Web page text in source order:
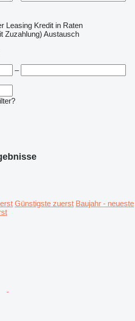
Leasing Kredit in Raten
Zuzahlung) Austausch
–
Günstigste zuerst Baujahr - neueste